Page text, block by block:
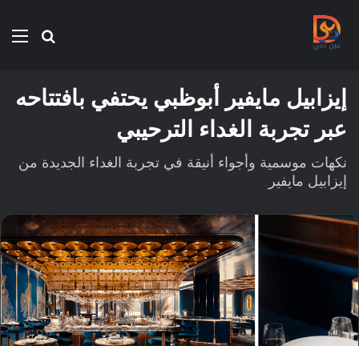
بحث
إيزابيل مايفير أبوظبي يحتفي بافتتاحه
عبر تجربة الغداء الترحيبي
نكهات موسمية وأجواء أنيقة في تجربة الغداء الجديدة من
إيزابيل مايفير